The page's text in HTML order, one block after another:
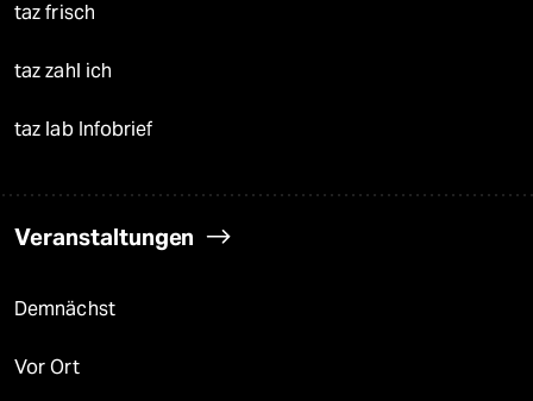
taz frisch
taz zahl ich
taz lab Infobrief
Veranstaltungen
Demnächst
Vor Ort